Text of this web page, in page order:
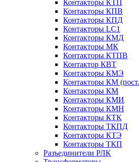
Контакторы КТП
Контакторы КПВ
Контакторы КПД
Контакторы LC1
Контакторы КМД
Контакторы МК
Контакторы КТПВ
Контактор КВТ
Контакторы КМЭ
Контакторы КМ
Контакторы КМ
Контакторы КМИ
Контакторы КМН
Контакторы КТК
Контакторы ТКПД
Контакторы КТЭ
Контакторы ТКП
Разъединители РЛК